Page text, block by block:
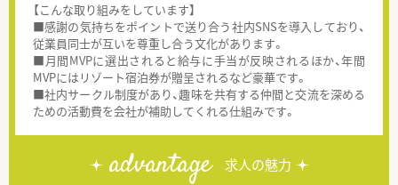
【こんな取り組みをしています】
■感謝の気持ちをポイントで送り合う社内SNSを導入しており、
従業員同士が互いを尊重し合う文化があります。
■月間MVPに選出されると給与に手当が反映されるほか、年間
MVPにはリゾート宿泊券が贈呈されるなど豪華です。
■社内サークル制度があり、趣味を共有する仲間と交流を深める
ための活動費を会社が補助してくれる仕組みです。
advantage 求人の魅力